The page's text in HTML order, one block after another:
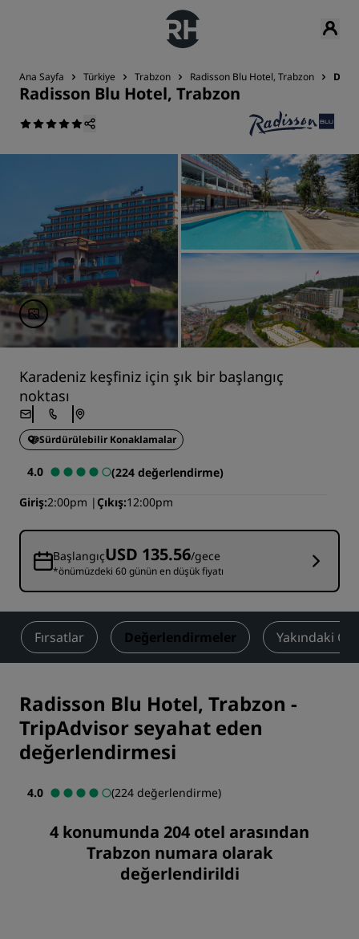
Ana Sayfa Türkiye Trabzon Radisson Blu Hotel, Trabzon
Radisson Blu Hotel, Trabzon
Karadeniz keşfiniz için şık bir başlangıç
noktası
Sürdürülebilir Konaklamalar
4.0
(224 değerlendirme)
Giriş 2:00pm Çıkış 12:00pm
BaşlangıçUSD 135.56/gece
*önümüzdeki 60 günün en düşük fiyatı
Fırsatlar Değerlendirmeler Yakındaki
Radisson Blu Hotel, Trabzon -
TripAdvisor seyahat eden
değerlendirmesi
4.0 (224 değerlendirme)
4 konumunda 204 otel arasından
Trabzon numara olarak
değerlendirildi